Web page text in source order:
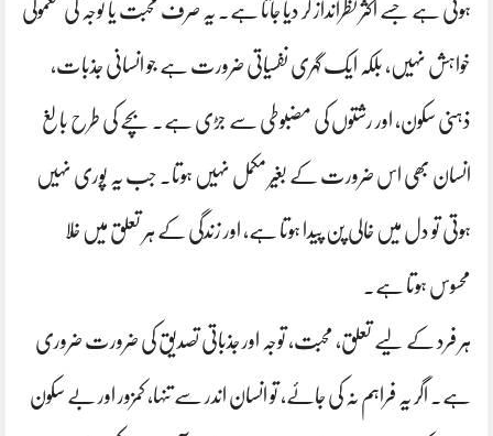
ہوئی ہے جسے اکثر نظرانداز کر دیا جاتا ہے۔ یہ صرف محبت یا توجہ کی معمولی
خواہش نہیں، بلکہ ایک گہری نفسیاتی ضرورت ہے جو انسانی جذبات،
ذہنی سکون، اور رشتوں کی مضبوطی سے جڑی ہے۔ بچے کی طرح بالغ
انسان بھی اس ضرورت کے بغیر مکمل نہیں ہوتا۔ جب یہ پوری نہیں
ہوتی تو دل میں خالی پن پیدا ہوتا ہے، اور زندگی کے ہر تعلق میں خلا
محسوس ہوتا ہے۔
ہر فرد کے لیے تعلق، محبت، توجہ اور جذباتی تصدیق کی ضرورت ضروری
ہے۔ اگر یہ فراہم نہ کی جائے، تو انسان اندر سے تنہا، کمزور اور بے سکون